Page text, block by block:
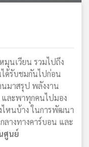
มุนเวียน รวมไปถึง
ด้รับชมกันไปก่อน
มาสรุป พลังงาน
ละพาทุกคนไปมอง
หนบ้าง ในการพัฒนา
ลางทางคาร์บอน และ
ศูนย์